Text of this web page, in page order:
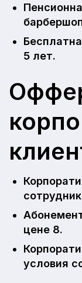
5 лет.
цене 8.
условия